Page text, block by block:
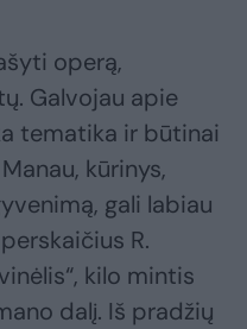
operą,
Galvojau apie
tematika ir būtinai
kūrinys,
gali labiau
R.
kilo mintis
dalį. Iš pradžių